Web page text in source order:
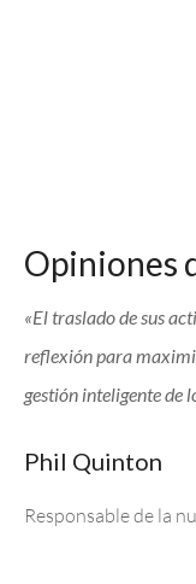
Opiniones
«El traslado de sus
reflexión para
gestión inteligente de
Phil Quinton
Responsable de la